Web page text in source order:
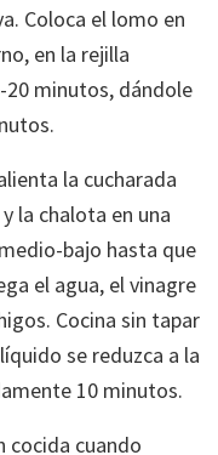
Coloca el lomo en
en la rejilla
minutos, dándole
la cucharada
la chalota en una
bajo hasta que
el agua, el vinagre
Cocina sin tapar
se reduzca a la
10 minutos.
cocida cuando